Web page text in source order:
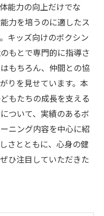
能力の向上だけでな
力を培うのに適したス
キッズ向けのボクシン
もとで専門的に指導さ
もちろん、仲間との協
りを見せています。本
もたちの成長を支える
ついて、実績のあるボ
ニング内容を中心に紹
さとともに、心身の健
ひ注目していただきた